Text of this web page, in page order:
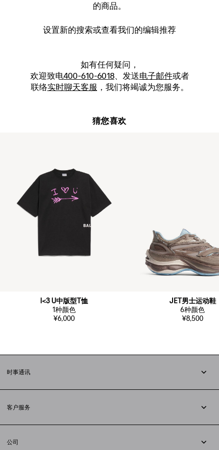
的商品。
设置新的搜索或查看我们的编辑推荐
如有任何疑问，
欢迎致电400-610-6018、发送电子邮件或者
联络实时聊天客服 ，我们将竭诚为您服务。
猜您喜欢
I<3 U中版型T恤
1种颜色
¥6,000
JET男士运动鞋
6种颜色
¥8,500
时事通讯
客户服务
配送方式
公司